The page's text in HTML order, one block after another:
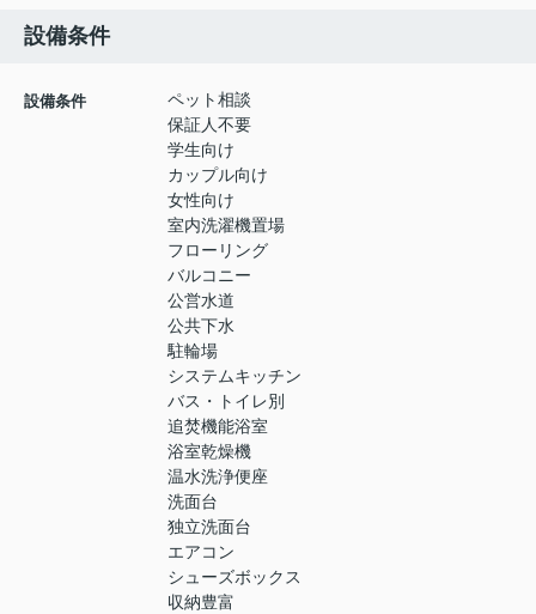
設備条件
設備条件
ペット相談
保証人不要
学生向け
カップル向け
女性向け
室内洗濯機置場
フローリング
バルコニー
公営水道
公共下水
駐輪場
システムキッチン
バス・トイレ別
追焚機能浴室
浴室乾燥機
温水洗浄便座
洗面台
独立洗面台
エアコン
シューズボックス
収納豊富